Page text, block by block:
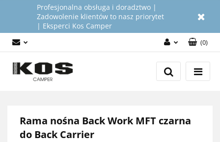
Profesjonalna obsługa i doradztwo |
Zadowolenie klientów to nasz priorytet
| Eksperci Kos Camper
Zaloguj się
Załóż konto
(0)
Rama nośna Back Work MFT czarna
do Back Carrier